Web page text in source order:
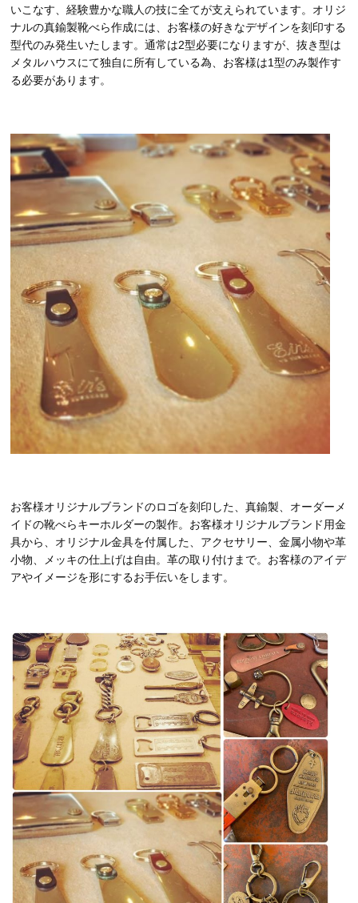
いこなす、経験豊かな職人の技に全てが支えられています。オリジ
ナルの真鍮製靴べら作成には、お客様の好きなデザインを刻印する
型代のみ発生いたします。通常は2型必要になりますが、抜き型は
メタルハウスにて独自に所有している為、お客様は1型のみ製作す
る必要があります。
お客様オリジナルブランドのロゴを刻印した、真鍮製、オーダーメ
イドの靴べらキーホルダーの製作。お客様オリジナルブランド用金
具から、オリジナル金具を付属した、アクセサリー、金属小物や革
小物、メッキの仕上げは自由。革の取り付けまで。お客様のアイデ
アやイメージを形にするお手伝いをします。